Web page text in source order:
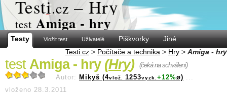
Testi.cz – Hry
test Amiga - hry
Testy Vložit test Uživatelé Piškvorky
Jiné
Testi.cz > Počítače a technika > Hry > Amiga - hry
test Amiga - hry (Hry) (čeká na schválení)
Autor: Mikyš (4vlož. 1253vyzk.+12%ø) ...
vloženo 28.3.2011